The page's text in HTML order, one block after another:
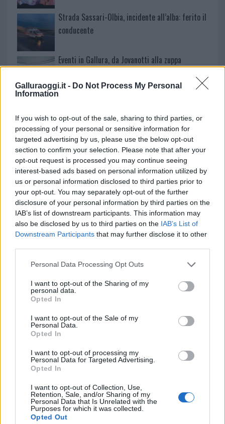
Galluraoggi.it - Do Not Process My Personal
Information
If you wish to opt-out of the sale, sharing to third parties, or
processing of your personal or sensitive information for
targeted advertising by us, please use the below opt-out
section to confirm your selection. Please note that after your
opt-out request is processed you may continue seeing
interest-based ads based on personal information utilized by
us or personal information disclosed to third parties prior to
your opt-out. You may separately opt-out of the further
disclosure of your personal information by third parties on the
IAB’s list of downstream participants. This information may
also be disclosed by us to third parties on the IAB’s List of
Downstream Participants that may further disclose it to other
Please note that this website/app uses one or more Google
not limited to your visit or usage behaviour. You may click to
grant or deny consent to Google and its third-party tags to
use your data for below specified purposes in below Google
consent section.
Personal Data Processing Opt Outs
I want to opt-out of the Sharing of my
personal data.
Opted In
I want to opt-out of the Sale of my
Personal Data.
Opted In
I want to opt-out of processing my
Personal Data for Targeted Advertising.
Opted In
I want to opt-out of Collection, Use,
Retention, Sale, and/or Sharing of my
Personal Data that Is Unrelated with the
Purposes for which it was collected.
Opted Out
Strada Sassari-Olbia, incidente all’alba: ferito il
conducente
Eventi in Gallura, da Jovanotti alla zuppa
sequestri a Olbia e Arzachena
È morto Francesco Guccini, il maestro che si
tenne lontano dalla Costa Smeralda
NECROLOGIE
Mario Malu
Paolo Pinna
Martina Agostina Diturco